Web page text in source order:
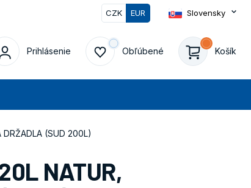
CZK EUR Slovensky
Prihlásenie Obľúbené Košík
0
DRŽADLA (SUD 200L)
NATUR,